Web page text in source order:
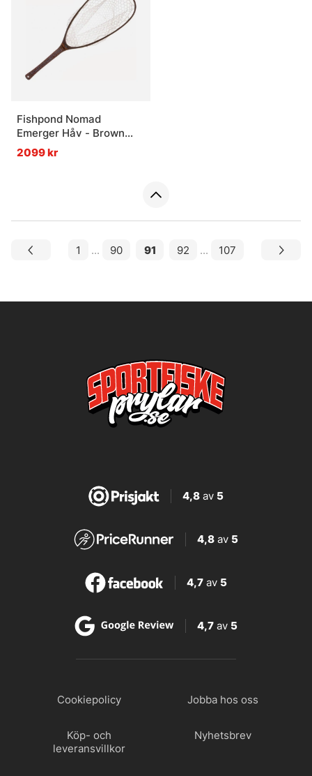
Fishpond Nomad
Emerger Håv - Brown
Trout
2099 kr
1 ... 90 91 92 ... 107
4,8av 5
4,8 av 5
4,7 av 5
4,7 av 5
Cookiepolicy Jobba hos oss
Köp- och
leveransvillkor
Nyhetsbrev